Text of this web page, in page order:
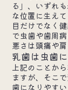
る」、いずれ
な位置に生え
目だけでなく
で虫歯や歯周
悪さは頭痛や肩
乳歯は虫歯
上記のことか
ますが、そこ
歯になりやす